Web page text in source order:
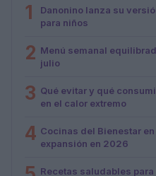
1
Danonino lanza su
para niños
2 Menú semanal
julio
3 Qué evitar y qué
en el calor extremo
4 Cocinas del Bienestar
expansión en 2026
Recetas saludables